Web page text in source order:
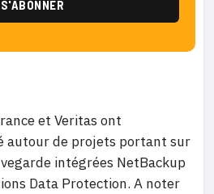
et Veritas ont
autour de projets portant sur
intégrées NetBackup
Data Protection. A noter